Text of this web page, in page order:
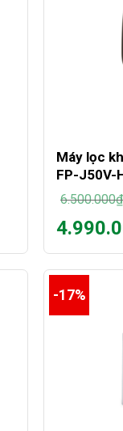
Máy lọc
FP-J50V-
6.500.000₫
Giá
gốc
là:
tại
là:
4.990.000₫.
-17%